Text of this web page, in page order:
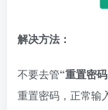
解决方法：
不要去管“重置密
重置密码，正常输